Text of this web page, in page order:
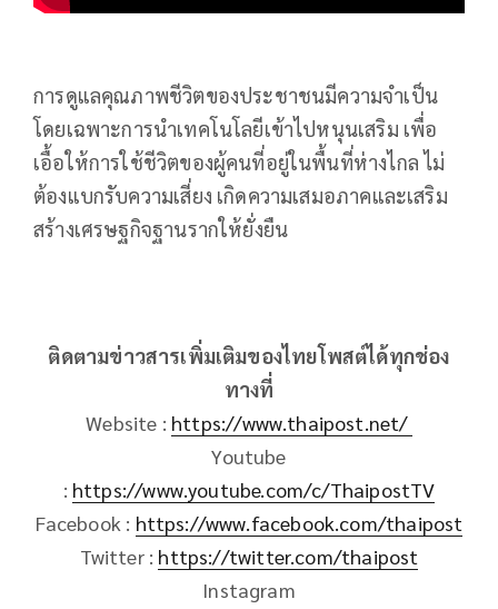
การดูแลคุณภาพชีวิตของประชาชนมีความจำเป็น
โดยเฉพาะการนำเทคโนโลยีเข้าไปหนุนเสริม เพื่อ
เอื้อให้การใช้ชีวิตของผู้คนที่อยู่ในพื้นที่ห่างไกล ไม่
ต้องแบกรับความเสี่ยง เกิดความเสมอภาคและเสริม
สร้างเศรษฐกิจฐานรากให้ยั่งยืน
ติดตามข่าวสารเพิ่มเติมของไทยโพสต์ได้ทุกช่อง
ทางที่
Website : https://www.thaipost.net/
Youtube
: https://www.youtube.com/c/ThaipostTV
Facebook : https://www.facebook.com/thaipost
Twitter : https://twitter.com/thaipost
Instagram